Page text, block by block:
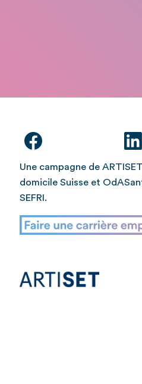
Une campagne de
domicile Suisse et
SEFRI.